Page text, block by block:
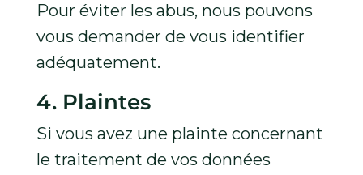
Pour éviter les abus, nous pouvons
vous demander de vous identifier
adéquatement.
4. Plaintes
Si vous avez une plainte concernant
le traitement de vos données